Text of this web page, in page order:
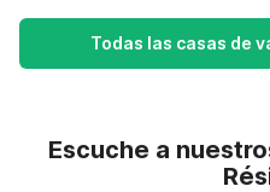
Todas las casas de
Escuche a